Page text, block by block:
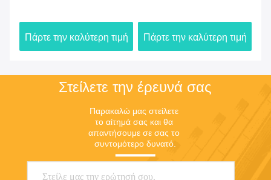
αποστολής σημάτων HDMI
κηφήνων τηλεοπτικά -
σύνδεση
Πάρτε την καλύτερη τιμή
μακράς εμβέλειας
UP/Downlink
Πάρτε την καλύτερη τιμή
Στείλετε την έρευνά σας
Παρακαλώ μας στείλετε
το αίτημά σας και θα
απαντήσουμε σε σας το
συντομότερο δυνατό.